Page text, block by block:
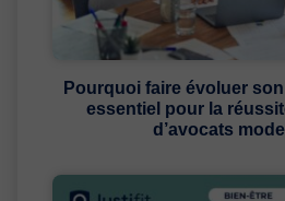
Pourquoi faire évoluer
essentiel pour la
d’avocats